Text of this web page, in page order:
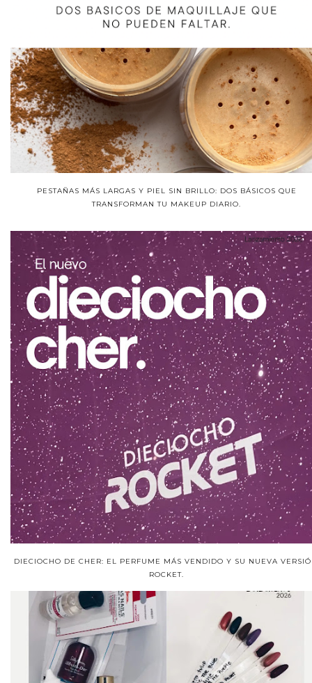
PESTAÑAS MÁS LARGAS Y PIEL SIN BRILLO: DOS BÁSICOS QUE
TRANSFORMAN TU MAKEUP DIARIO.
DIECIOCHO DE CHER: EL PERFUME MÁS VENDIDO Y SU NUEVA
ROCKET.